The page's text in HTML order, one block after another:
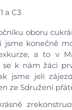
a C3
oboru
jsme konečně
a to v
se k nám žáci
jsme jeli
ze Sdružení